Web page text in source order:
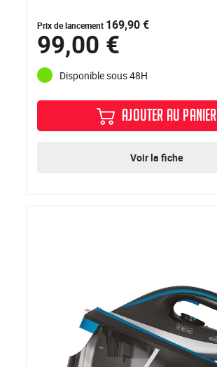
Prix de lancement 169,90 €
99,00 €
Disponible sous 48H
AJOUTER AU PANIER
Voir la fiche